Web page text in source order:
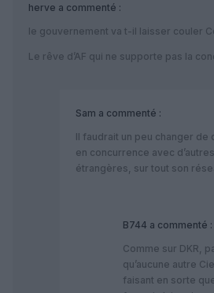
herve a commenté :
le gouvernement va t-il laisser couler
Le rêve d’AF qui ne supporte pas la
Sam a commenté :
Il faudrait un peu changer
en concurrence avec
étrangères, sur tout son
B744 a commenté :
Comme sur DKR,
qu’aucune autre
faisant en sorte